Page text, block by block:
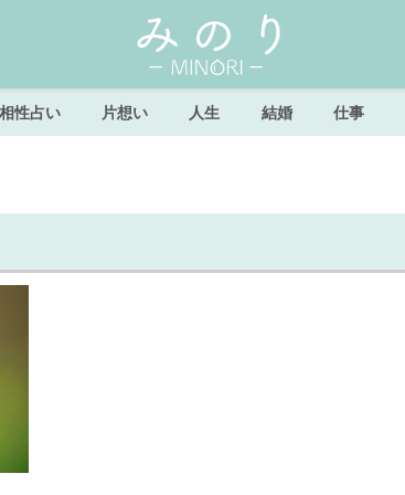
相性占い 片想い 人生 結婚 仕事